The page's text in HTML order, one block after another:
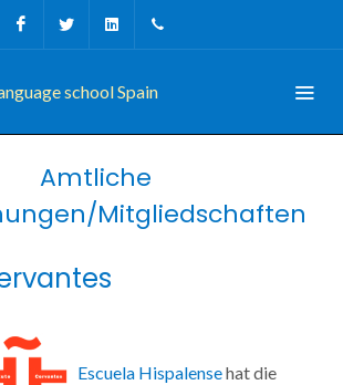
FacebookTwitter Linkedin
school Spain
Amtliche
Mitgliedschaften
Escuela Hispalensehat die